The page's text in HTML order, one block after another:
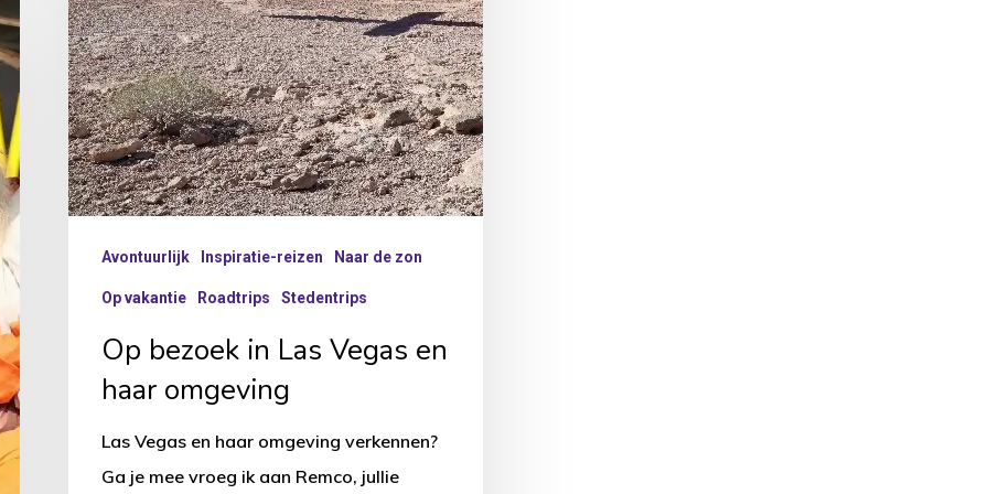
Avontuurlijk Inspiratie-reizen Naar de zon
Op vakantie Roadtrips Stedentrips
Op bezoek in Las Vegas en
haar omgeving
Las Vegas en haar omgeving verkennen?
Ga je mee vroeg ik aan Remco, jullie